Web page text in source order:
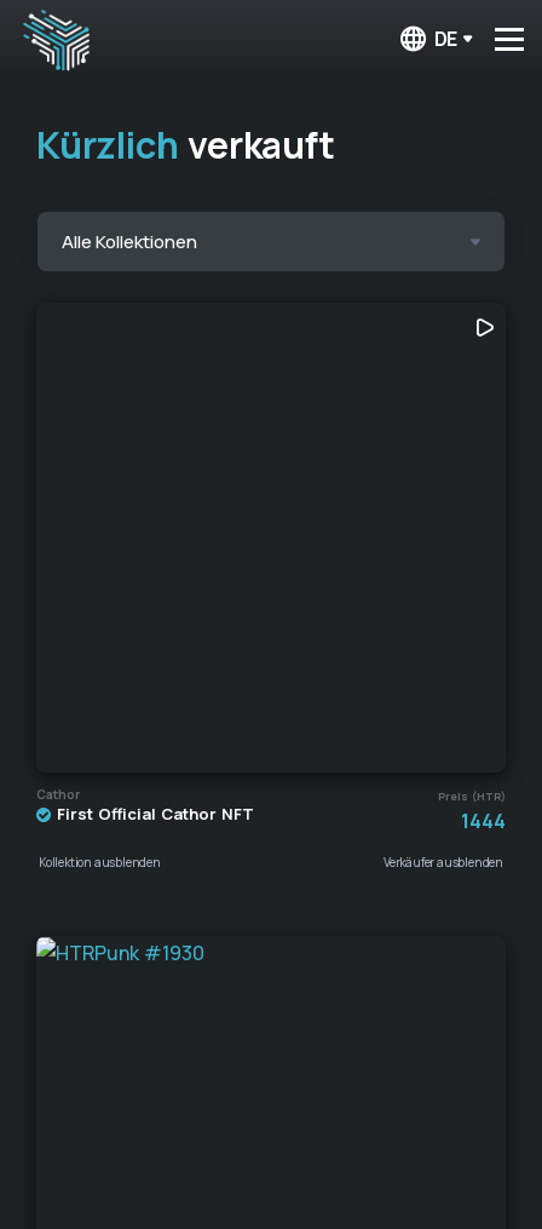
DE
Kürzlich verkauft
Cathor Preis (HTR)
First Official Cathor NFT 1444
Kollektion ausblenden Verkäufer ausblenden